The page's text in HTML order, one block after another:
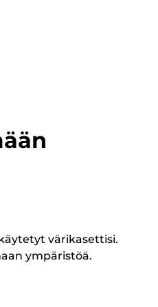
värikasettisi.
ympäristöä.